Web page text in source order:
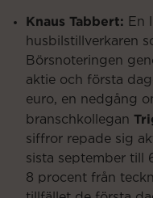
Knaus Tabbert: En
husbilstillverkaren
Börsnoteringen
aktie och första
euro, en nedgång
branschkollegan
siffror repade sig
sista september till
8 procent från